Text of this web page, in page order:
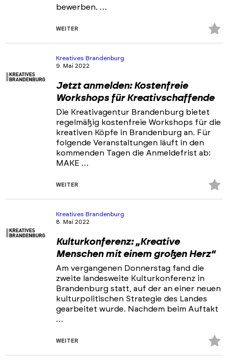
bewerben. …
WEITER
Kreatives Brandenburg
9. Mai 2022
Jetzt anmelden: Kostenfreie
Workshops für Kreativschaffende
Die Kreativagentur Brandenburg bietet
regelmäßig kostenfreie Workshops für die
kreativen Köpfe in Brandenburg an. Für
folgende Veranstaltungen läuft in den
kommenden Tagen die Anmeldefrist ab:
MAKE …
WEITER
Kreatives Brandenburg
8. Mai 2022
Kulturkonferenz: „Kreative
Menschen mit einem großen Herz“
Am vergangenen Donnerstag fand die
zweite landesweite Kulturkonferenz in
Brandenburg statt, auf der an einer neuen
kulturpolitischen Strategie des Landes
gearbeitet wurde. Nachdem beim Auftakt
…
WEITER